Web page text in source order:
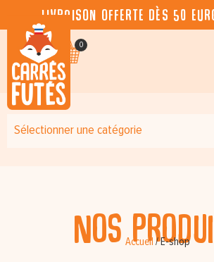
Livraison offerte dès 50
0
Sélectionner une catégorie
NosAccueil /E-shop